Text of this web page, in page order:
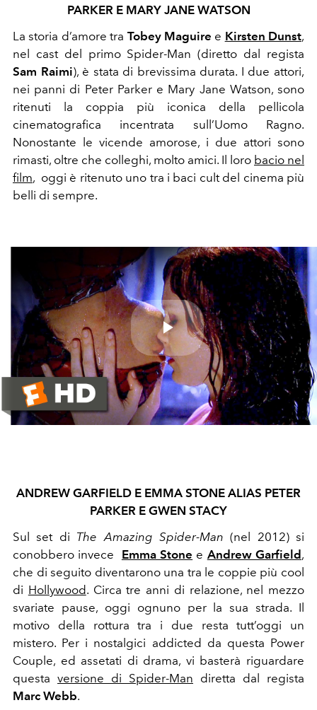
PARKER E MARY JANE WATSON
La storia d’amore tra Tobey Maguire e Kirsten Dunst,
nel cast del primo Spider-Man (diretto dal regista
Sam Raimi), è stata di brevissima durata. I due attori,
nei panni di Peter Parker e Mary Jane Watson, sono
ritenuti la coppia più iconica della pellicola
cinematografica incentrata sull’Uomo Ragno.
Nonostante le vicende amorose, i due attori sono
rimasti, oltre che colleghi, molto amici. Il loro bacio nel
film, oggi è ritenuto uno tra i baci cult del cinema più
belli di sempre.
Play
Video
ANDREW GARFIELD E EMMA STONE ALIAS PETER
PARKER E GWEN STACY
Sul set di The Amazing Spider-Man (nel 2012) si
conobbero invece
Emma Stone e Andrew Garfield ,
che di seguito diventarono una tra le coppie più cool
di Hollywood. Circa tre anni di relazione, nel mezzo
svariate pause, oggi ognuno per la sua strada. Il
motivo della rottura tra i due resta tutt’oggi un
mistero. Per i nostalgici addicted da questa Power
Couple, ed assetati di drama, vi basterà riguardare
questa versione di Spider-Man diretta dal regista
Marc Webb.